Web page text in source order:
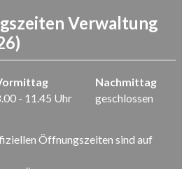
Verwaltung
Nachmittag
- 11.45 Uhr geschlossen
Öffnungszeiten sind auf